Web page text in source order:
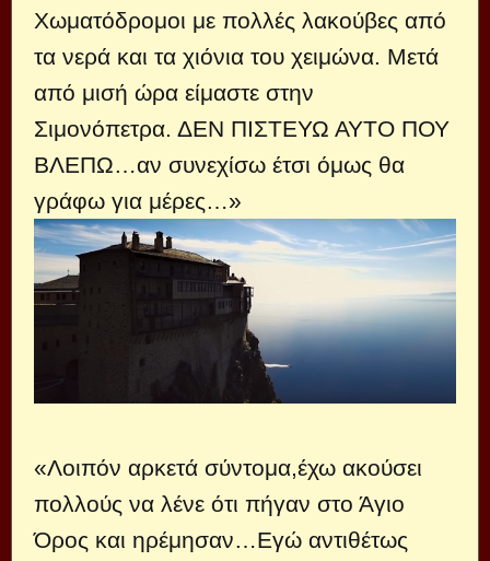
Χωματόδρομοι με πολλές λακούβες από
τα νερά και τα χιόνια του χειμώνα. Μετά
από μισή ώρα είμαστε στην
Σιμονόπετρα. ΔΕΝ ΠΙΣΤΕΥΩ ΑΥΤΟ ΠΟΥ
ΒΛΕΠΩ…αν συνεχίσω έτσι όμως θα
γράφω για μέρες…»
«Λοιπόν αρκετά σύντομα,έχω ακούσει
πολλούς να λένε ότι πήγαν στο Άγιο
Όρος και ηρέμησαν…Εγώ αντιθέτως